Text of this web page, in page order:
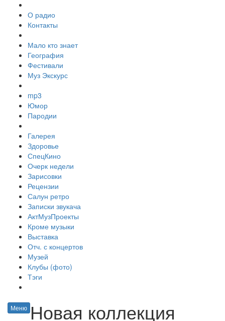
О радио
Контакты
Мало кто знает
География
Фестивали
Муз Экскурс
mp3
Юмор
Пародии
Галерея
Здоровье
СпецКино
Очерк недели
Зарисовки
Рецензии
Салун ретро
Записки звукача
АктМузПроекты
Кроме музыки
Выставка
Отч. с концертов
Музей
Клубы (фото)
Тэги
Меню Новая коллекция